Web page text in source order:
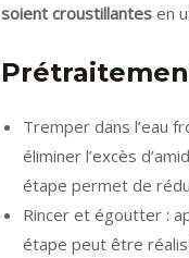
soient croustillantes en
Tremper dans l’eau
éliminer l’excès
étape permet de
Rincer et égoutter :
étape peut être